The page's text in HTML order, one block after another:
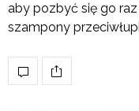
aby pozbyć się go
szampony